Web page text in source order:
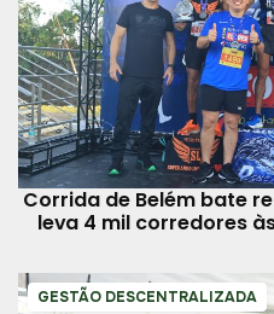
Corrida de Belém bate
leva 4 mil corredores
GESTÃO DESCENTRALIZADA